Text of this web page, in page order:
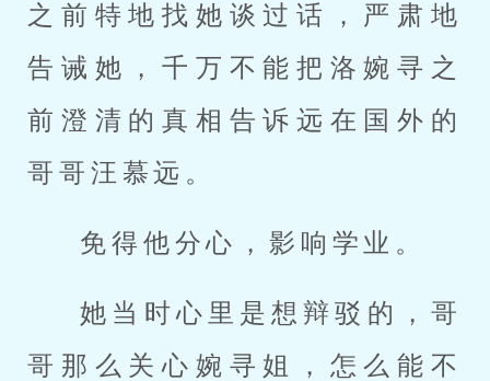
之前特地找她谈过话，严肃地
告诫她，千万不能把洛婉寻之
前澄清的真相告诉远在国外的
哥哥汪慕远。
免得他分心，影响学业。
她当时心里是想辩驳的，哥
哥那么关心婉寻姐，怎么能不